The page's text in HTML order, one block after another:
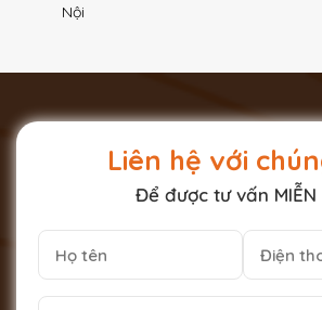
Nội
Liên hệ với
Để được tư vấn MIỄN